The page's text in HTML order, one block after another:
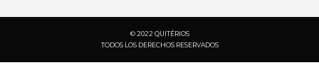
© 2022 QUITÉRIOS
TODOS LOS DERECHOS RESERVADOS